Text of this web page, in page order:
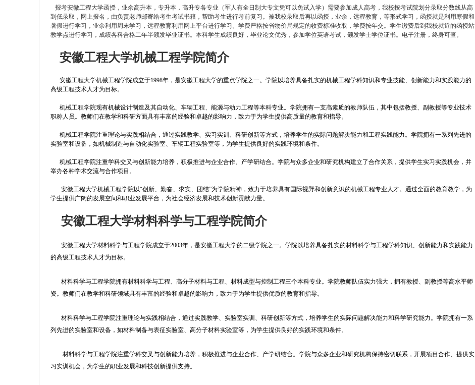
报考安徽工程大学函授，业余高升本，专升本，高升专各专业（军人有全日制大专文凭可以免试入学）需要参加成人高考，我校按考试院划分录取分数线从高
到低录取，网上报名，由负责老师邮寄给考生考试书籍，帮助考生进行考前复习。被我校录取后再以函授，业余，远程教育，等形式学习，函授就是利用寒假和
暑假进行学习，业余利用周末学习，远程教育利用网上平台进行学习。学费严格按省物价局规定的收费标准收取，学费按年交。学生缴费后到我校就近的函授站
教学点进行学习，成绩各科合格二年半颁发毕业证书。本科学生成绩良好，毕业论文优秀，参加学位英语考试，颁发学士学位证书。电子注册，终身可查。
安徽工程大学机械工程学院简介
安徽工程大学机械工程学院成立于1998年，是安徽工程大学的重点学院之一。学院以培养具备扎实的机械工程学科知识和专业技能、创新能力和实践能力的
高级工程技术人才为目标。
机械工程学院现有机械设计制造及其自动化、车辆工程、能源与动力工程等本科专业。学院拥有一支高素质的教师队伍，其中包括教授、副教授等专业技术
职称人员。教师们在教学和科研方面具有丰富的经验和卓越的影响力，致力于为学生提供高质量的教育和指导。
机械工程学院注重理论与实践相结合，通过实践教学、实习实训、科研创新等方式，培养学生的实际问题解决能力和工程实践能力。学院拥有一系列先进的
实验室和设备，如机械制造与自动化实验室、车辆工程实验室等，为学生提供良好的实践环境和条件。
机械工程学院注重学科交叉与创新能力培养，积极推进与企业合作、产学研结合。学院与众多企业和研究机构建立了合作关系，提供学生实习实践机会，并
举办各种学术交流与合作项目。
安徽工程大学机械工程学院以“创新、勤奋、求实、团结”为学院精神，致力于培养具有国际视野和创新意识的机械工程专业人才。通过全面的教育教学，为
学生提供广阔的发展空间和职业发展平台，为社会经济发展和技术创新贡献力量。
安徽工程大学材料科学与工程学院简介
​安徽工程大学材料科学与工程学院成立于2003年，是安徽工程大学的二级学院之一。学院以培养具备扎实的材料科学与工程学科知识、创新能力和实践能力
的高级工程技术人才为目标。
材料科学与工程学院拥有材料科学与工程、高分子材料与工程、材料成型与控制工程三个本科专业。学院教师队伍实力强大，拥有教授、副教授等高水平师
资。教师们在教学和科研领域具有丰富的经验和卓越的影响力，致力于为学生提供优质的教育和指导。
材料科学与工程学院注重理论与实践相结合，通过实践教学、实验室实训、科研创新等方式，培养学生的实际问题解决能力和科学研究能力。学院拥有一系
列先进的实验室和设备，如材料制备与表征实验室、高分子材料实验室等，为学生提供良好的实践环境和条件。
材料科学与工程学院注重学科交叉与创新能力培养，积极推进与企业合作、产学研结合。学院与众多企业和研究机构保持密切联系，开展项目合作、提供实
习实训机会，为学生的职业发展和科技创新提供支持。